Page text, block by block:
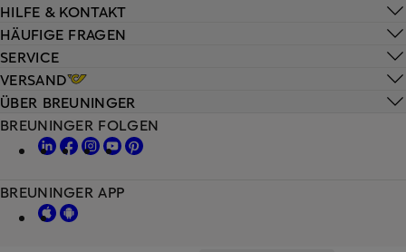
HILFE & KONTAKT
HÄUFIGE FRAGEN
SERVICE
VERSAND
ÜBER BREUNINGER
BREUNINGER FOLGEN
BREUNINGER APP